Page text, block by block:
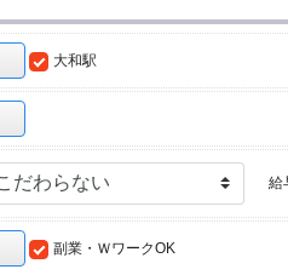
大和駅
給
副業・ＷワークOK